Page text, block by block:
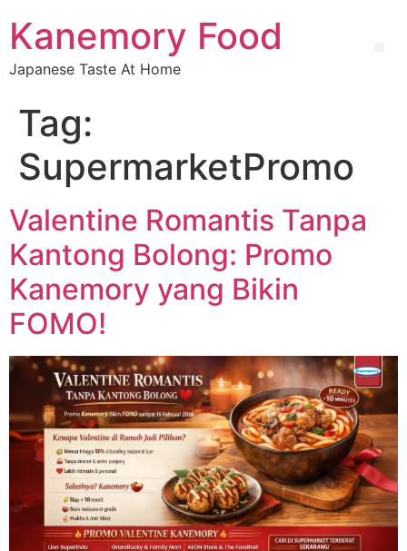
Kanemory Food
Japanese Taste At Home
Tag:
SupermarketPromo
Valentine Romantis Tanpa
Kantong Bolong: Promo
Kanemory yang Bikin
FOMO!